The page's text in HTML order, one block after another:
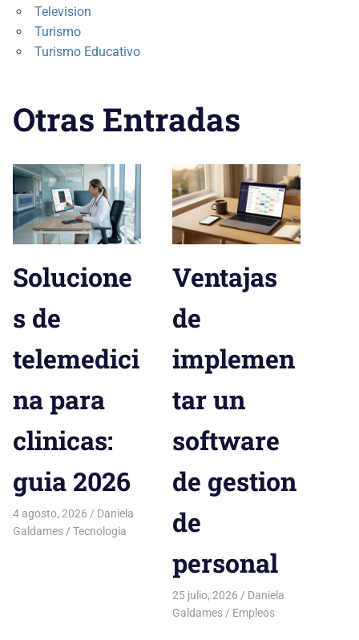
Television
Turismo
Turismo Educativo
Otras Entradas
Solucione
s de
telemedici
na para
clinicas:
guia 2026
4 agosto, 2026
Daniela
Galdames
Tecnologia
Ventajas
de
implemen
tar un
software
de gestion
de
personal
25 julio, 2026
Daniela
Galdames
Empleos